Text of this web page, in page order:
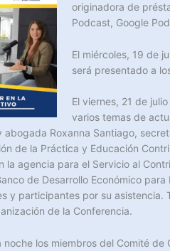
originadora de
Podcast, Google
El miércoles, 19 de
será presentado a
El viernes, 21 de
varios temas de
abogada Roxanna Santiago,
de la Práctica y Educación
la agencia para el Servicio al
de Desarrollo Económico
y participantes por su asistencia.
de la Conferencia.
noche los miembros del Comité